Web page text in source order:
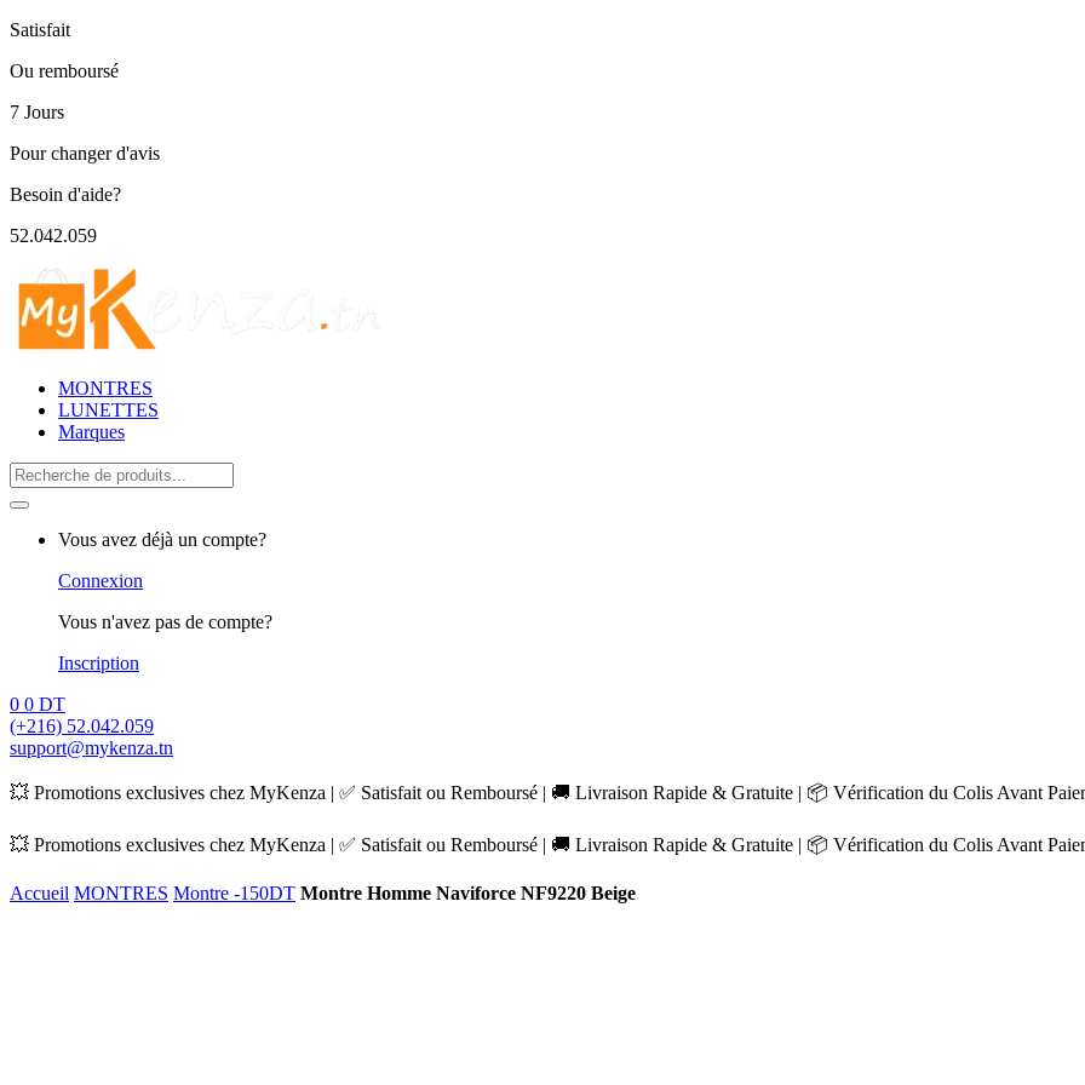
Satisfait
Ou remboursé
7 Jours
Pour changer d'avis
Besoin d'aide?
52.042.059
MONTRES
LUNETTES
Marques
Search
for:
Vous avez déjà un compte?
Connexion
Vous n'avez pas de compte?
Inscription
0 0 DT
(+216) 52.042.059
support@mykenza.tn
💥 Promotions exclusives chez MyKenza | ✅ Satisfait ou Remboursé | 🚚 Livraison Rapide & Gratuite | 📦 Vérification du Colis Avant
💥 Promotions exclusives chez MyKenza | ✅ Satisfait ou Remboursé | 🚚 Livraison Rapide & Gratuite | 📦 Vérification du Colis Avant
Accueil MONTRES Montre -150DT Montre Homme Naviforce NF9220 Beige